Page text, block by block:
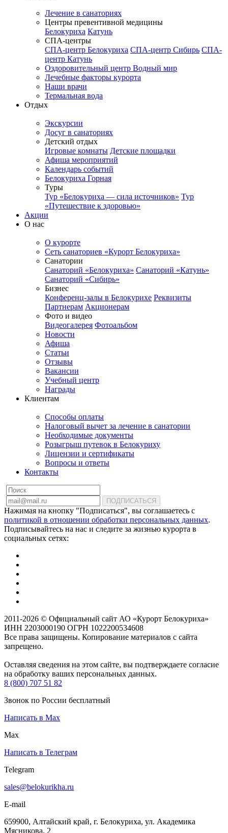
Лечение в санаториях
Центры превентивной медицины
Белокуриха Катунь
СПА-центры
СПА-центр Белокуриха СПА-центр Сибирь СПА-
центр Катунь
Оздоровительный центр Водный мир
Лечебные факторы курорта
Наши врачи
Термальная вода
Отдых
Экскурсии
Досуг в санаториях
Детский отдых
Игровые комнаты Детские площадки
Афиша мероприятий
Календарь событий
Белокуриха Горная
Туры
Тур «Белокуриха — сила источников» Тур
«Путешествие к здоровью»
Акции
О нас
О курорте
Сеть санаториев «Курорт Белокуриха»
Санатории
Санаторий «Белокуриха» Санаторий «Катунь»
Санаторий «Сибирь»
Бизнес
Конференц-залы в Белокурихе Реквизиты
Партнерам Акционерам
Фото и видео
Видеогалерея Фотоальбом
Новости
Афиша
Статьи
Отзывы
Вакансии
Учебный центр
Награды
Клиентам
Способы оплаты
Налоговый вычет за лечение в санатории
Необходимые документы
Розыгрыш путевок в Белокуриху
Лицензии и сертификаты
Вопросы и ответы
Контакты
ПОДПИСАТЬСЯ
Нажимая на кнопку "Подписаться", вы соглашаетесь с
политикой в отношении обработки персональных данных.
Подписывайтесь на нас и следите за жизнью курорта в
социальных сетях:
2011-2026 © Официальный сайт АО «Курорт Белокуриха»
ИНН 2203000190 ОГРН 1022200534608
Все права защищены. Копирование материалов с сайта
запрещено.
Оставляя сведения на этом сайте, вы подтверждаете согласие
на обработку ваших персональных данных.
8 (800) 707 51 82
Звонок по России бесплатный
Написать в Max
Max
Написать в Телеграм
Telegram
sales@belokurikha.ru
E-mail
659900, Алтайский край, г. Белокуриха, ул. Академика
Мясникова, 2